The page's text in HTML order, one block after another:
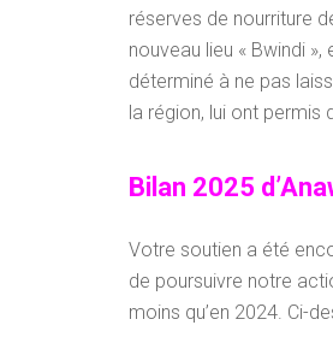
réserves de nourriture
nouveau lieu « Bwindi
déterminé à ne pas
la région, lui ont permis
Bilan 2025
Votre soutien a été
de poursuivre notre
moins qu’en 2024. Ci-